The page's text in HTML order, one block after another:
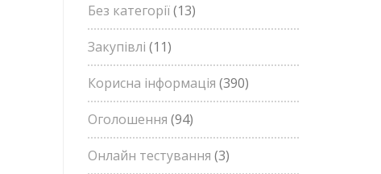
Без категорії(13)
Закупівлі (11)
Корисна інформація (390)
Оголошення (94)
Онлайн тестування (3)